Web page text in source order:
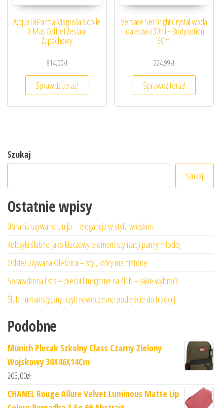
Acqua Di Parma Magnolia Nobile
X-Mas Coffret Zestaw
Zapachowy
814,00zł
Sprawdź teraz!
Versace Set Bright Crystal woda
toaletowa 30ml + Body Lotion
50ml
224,99zł
Sprawdź teraz!
Szukaj
Szukaj
Ostatnie wpisy
Ubrania używane Liu Jo – elegancja w stylu włoskim
Kolczyki ślubne jako kluczowy element stylizacji panny młodej
Odzież używana Oleśnica – styl, który ma historię
Sprawdzona lista – pieśni liturgiczne na ślub – jakie wybrać?
Ślub humanistyczny, czyli nowoczesne podejście do tradycji
Podobne
Munich Plecak Szkolny Class Czarny Zielony
Wojskowy 30X46X14Cm
205,00zł
CHANEL Rouge Allure Velvet Luminous Matte Lip